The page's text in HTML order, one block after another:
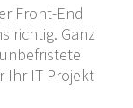
Front-End
richtig. Ganz
Ihr IT Projekt